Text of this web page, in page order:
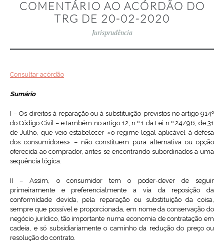
COMENTÁRIO AO ACÓRDÃO DO
TRG DE 20-02-2020
Jurisprudência
Consultar acórdão
Sumário
I – Os direitos à reparação ou à substituição previstos no artigo 914º
do Código Civil – e também no artigo 12, n.º 1 da Lei n.º 24/96, de 31
de Julho, que veio estabelecer «o regime legal aplicável à defesa
dos consumidores» – não constituem pura alternativa ou opção
oferecida ao comprador, antes se encontrando subordinados a uma
sequência lógica.
II – Assim, o consumidor tem o poder-dever de seguir
primeiramente e preferencialmente a via da reposição da
conformidade devida, pela reparação ou substituição da coisa,
sempre que possível e proporcionada, em nome da conservação do
negócio jurídico, tão importante numa economia de contratação em
cadeia, e só subsidiariamente o caminho da redução do preço ou
resolução do contrato.